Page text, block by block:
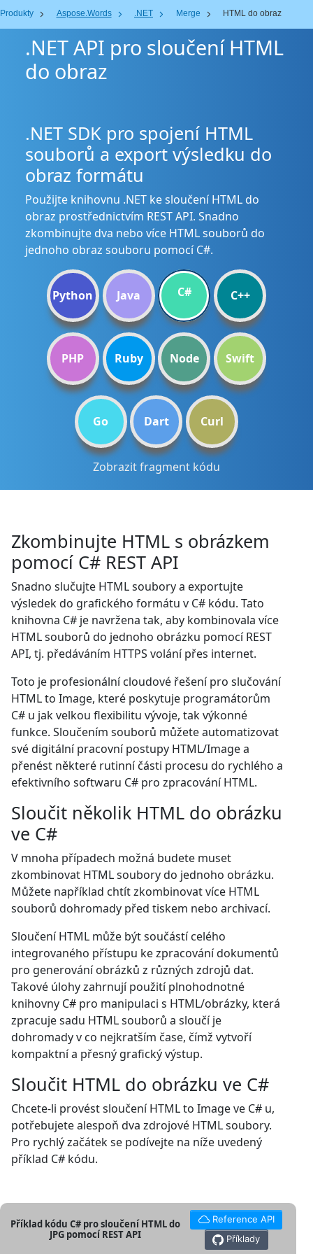
Produkty Aspose.Words .NET Merge HTML do obraz
.NET API pro sloučení HTML
do obraz
.NET SDK pro spojení HTML
souborů a export výsledku do
obraz formátu
Použijte knihovnu .NET ke sloučení HTML do
obraz prostřednictvím REST API. Snadno
zkombinujte dva nebo více HTML souborů do
jednoho obraz souboru pomocí C#.
Python Java C# C++
PHP Ruby Node Swift
Go Dart Curl
Zobrazit fragment kódu
Zkombinujte HTML s obrázkem
pomocí C# REST API
Snadno slučujte HTML soubory a exportujte
výsledek do grafického formátu v C# kódu. Tato
knihovna C# je navržena tak, aby kombinovala více
HTML souborů do jednoho obrázku pomocí REST
API, tj. předáváním HTTPS volání přes internet.
Toto je profesionální cloudové řešení pro slučování
HTML to Image, které poskytuje programátorům
C# u jak velkou flexibilitu vývoje, tak výkonné
funkce. Sloučením souborů můžete automatizovat
své digitální pracovní postupy HTML/Image a
přenést některé rutinní části procesu do rychlého a
efektivního softwaru C# pro zpracování HTML.
Sloučit několik HTML do obrázku
ve C#
V mnoha případech možná budete muset
zkombinovat HTML soubory do jednoho obrázku.
Můžete například chtít zkombinovat více HTML
souborů dohromady před tiskem nebo archivací.
Sloučení HTML může být součástí celého
integrovaného přístupu ke zpracování dokumentů
pro generování obrázků z různých zdrojů dat.
Takové úlohy zahrnují použití plnohodnotné
knihovny C# pro manipulaci s HTML/obrázky, která
zpracuje sadu HTML souborů a sloučí je
dohromady v co nejkratším čase, čímž vytvoří
kompaktní a přesný grafický výstup.
Sloučit HTML do obrázku ve C#
Chcete-li provést sloučení HTML to Image ve C# u,
potřebujete alespoň dva zdrojové HTML soubory.
Pro rychlý začátek se podívejte na níže uvedený
příklad C# kódu.
Příklad kódu C# pro sloučení HTML do
JPG pomocí REST API
Reference API
Příklady